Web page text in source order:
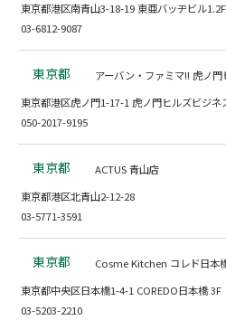
東京都港区南青山3-18-19 東亜バッヂビル1.2F
03-6812-9087
東京都
アーバン・ファミマ!! 虎ノ
東京都港区虎ノ門1-17-1 虎ノ門ヒルズビジネ
050-2017-9195
東京都
ACTUS 青山店
東京都港区北青山2-12-28
03-5771-3591
東京都
Cosme Kitchen コレド日本
東京都中央区日本橋1-4-1 COREDO日本橋 3F
03-5203-2210